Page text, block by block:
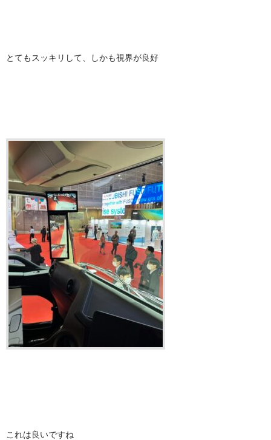
とてもスッキリして、しかも視界が良好
これは良いですね